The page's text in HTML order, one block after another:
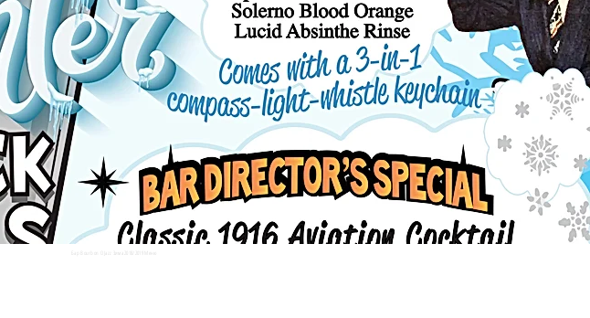
Бар Bourbon O Jazz Зима 2018/2019 Меню